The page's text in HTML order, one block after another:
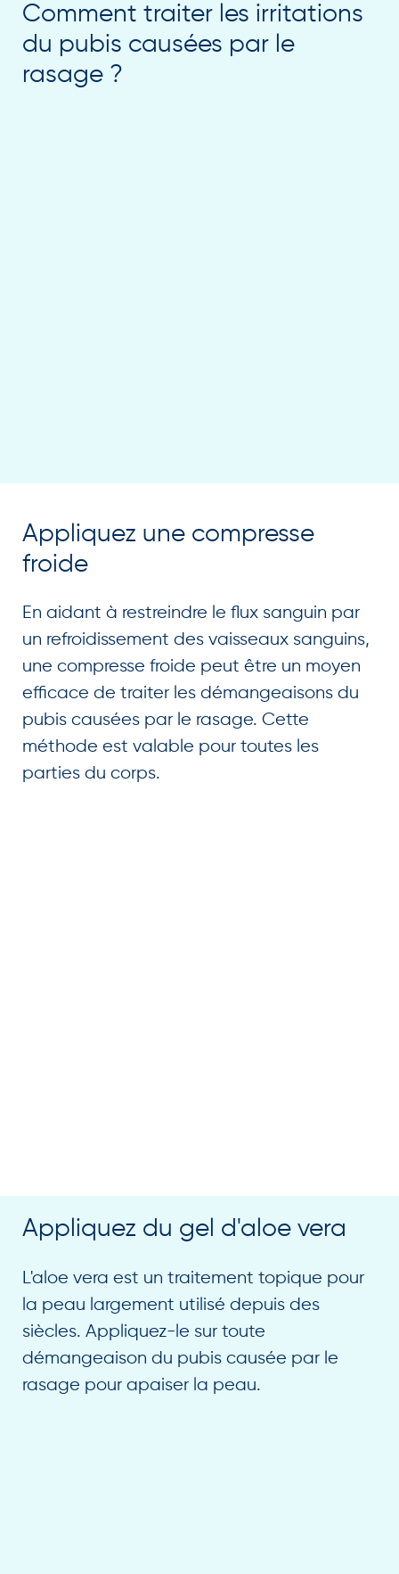
Comment traiter les irritations
du pubis causées par le
rasage ?
Appliquez une compresse
froide
En aidant à restreindre le flux sanguin par
un refroidissement des vaisseaux sanguins,
une compresse froide peut être un moyen
efficace de traiter les démangeaisons du
pubis causées par le rasage. Cette
méthode est valable pour toutes les
parties du corps.
Appliquez du gel d'aloe vera
L'aloe vera est un traitement topique pour
la peau largement utilisé depuis des
siècles. Appliquez-le sur toute
démangeaison du pubis causée par le
rasage pour apaiser la peau.